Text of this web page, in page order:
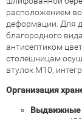
расположением
деформации. Для
благородного
антисептиком
столешницам
втулок М10,
Организация
Выдвижные